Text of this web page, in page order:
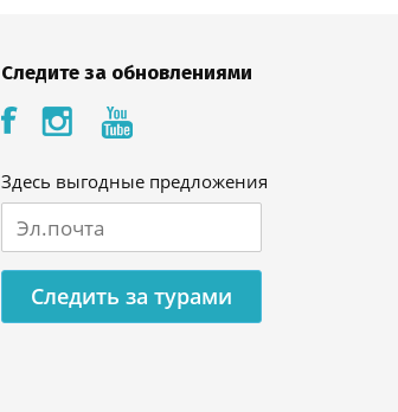
Следите за обновлениями
Здесь выгодные предложения
Следить за турами